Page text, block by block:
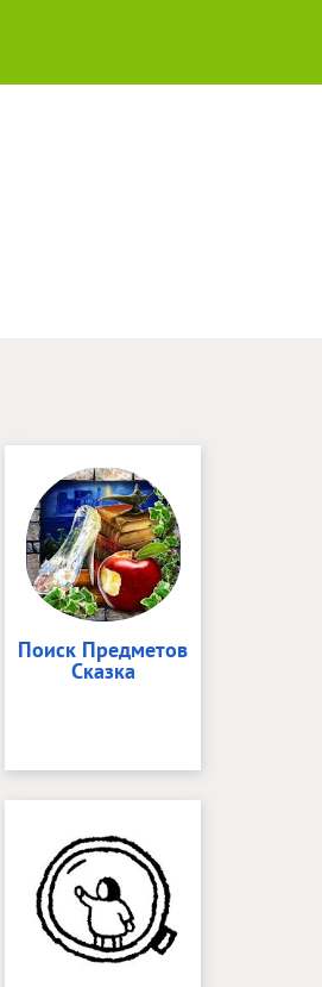
Поиск Предметов
Сказка